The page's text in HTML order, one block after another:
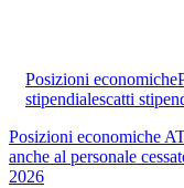
Posizioni economiche
stipendialescatti
Posizioni economiche
anche al personale
2026